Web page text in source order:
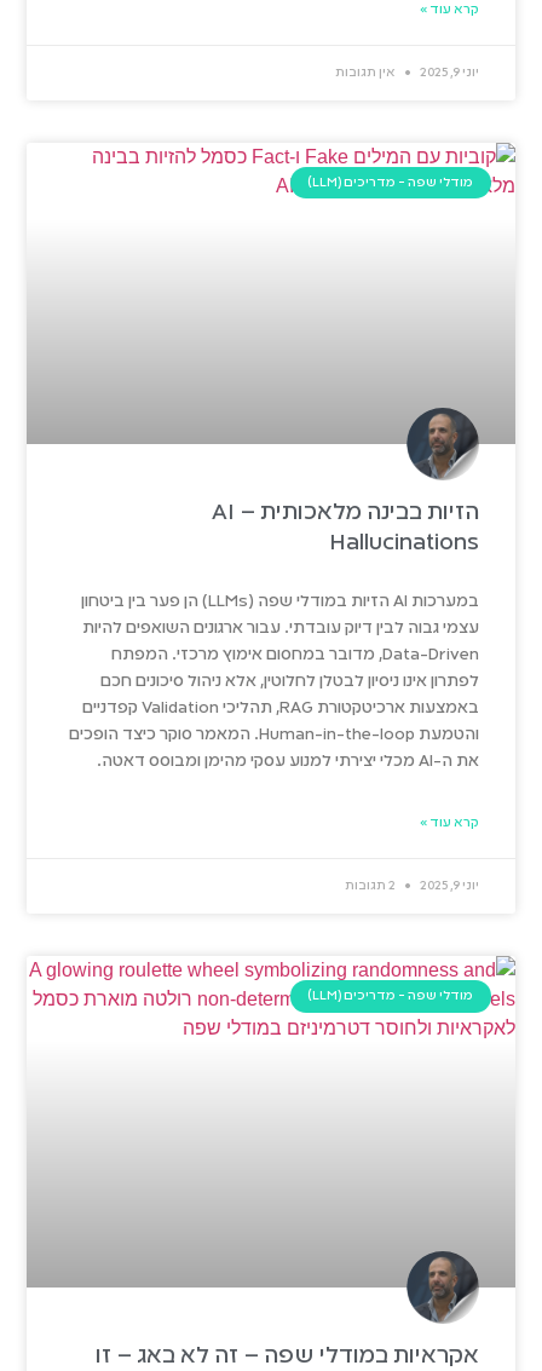
קרא עוד »
יוני 9, 2025 אין תגובות
מודלי שפה - מדריכים (LLM)
הזיות בבינה מלאכותית – AI
Hallucinations
במערכות AI הזיות במודלי שפה (LLMs) הן פער בין ביטחון
עצמי גבוה לבין דיוק עובדתי. עבור ארגונים השואפים להיות
Data-Driven, מדובר במחסום אימוץ מרכזי. המפתח
לפתרון אינו ניסיון לבטלן לחלוטין, אלא ניהול סיכונים חכם
באמצעות ארכיטקטורת RAG, תהליכי Validation קפדניים
והטמעת Human-in-the-loop. המאמר סוקר כיצד הופכים
את ה-AI מכלי יצירתי למנוע עסקי מהימן ומבוסס דאטה.
קרא עוד »
יוני 9, 2025
מודלי שפה - מדריכים (LLM)
אקראיות במודלי שפה – זה לא באג – זו